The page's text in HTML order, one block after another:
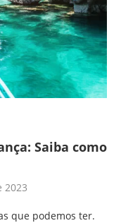
Saiba como
2023
que podemos ter.